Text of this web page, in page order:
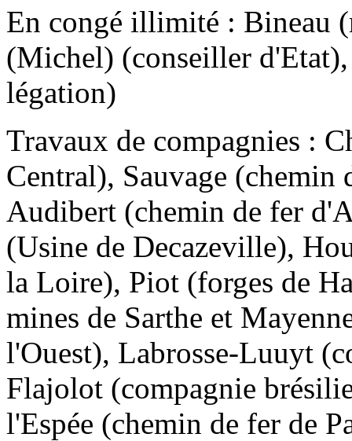
En congé illimité : Bineau
(Michel) (conseiller
légation)
Travaux de compagnies :
Central), Sauvage (chemin
Audibert (chemin de fer
(Usine de Decazeville),
la Loire), Piot (forges de
mines de Sarthe et
l'Ouest), Labrosse-Luuyt
Flajolot (compagnie
l'Espée (chemin de fer de